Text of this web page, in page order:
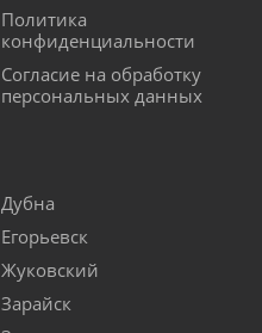
Политика
конфиденциальности
Согласие на обработку
персональных данных
Дубна
Егорьевск
Жуковский
Зарайск